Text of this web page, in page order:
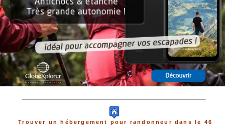
Trouver un hébergement pour randonneur dans le 46